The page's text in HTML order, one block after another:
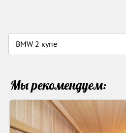
BMW 2 купе
Мы рекомендуем: